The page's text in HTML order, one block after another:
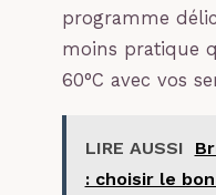
programme
moins pratique
60°C avec vos
LIRE AUSSI
: choisir le